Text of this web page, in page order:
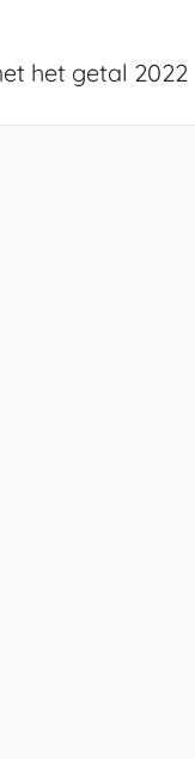
het getal 2022